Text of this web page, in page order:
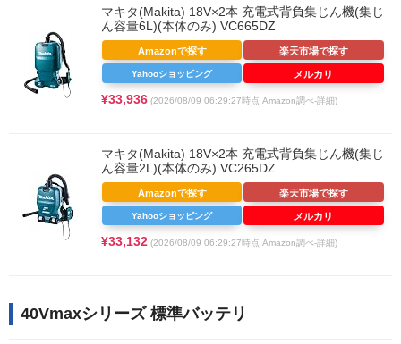
マキタ(Makita) 18V×2本 充電式背負集じん機(集じ
ん容量6L)(本体のみ) VC665DZ
¥33,936 (2026/08/09 06:29:27時点 Amazon調べ-詳細)
Amazonで探す 楽天市場で探す
Yahooショッピング メルカリ
マキタ(Makita) 18V×2本 充電式背負集じん機(集じ
ん容量2L)(本体のみ) VC265DZ
¥33,132 (2026/08/09 06:29:27時点 Amazon調べ-詳細)
Amazonで探す 楽天市場で探す
Yahooショッピング メルカリ
40Vmaxシリーズ 標準バッテリ